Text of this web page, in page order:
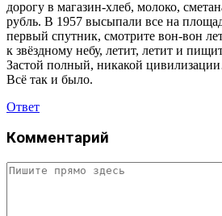
дорогу в магазин-хлеб, молоко,
рубль. В 1957 высыпали все на
первый спутник, смотрите вон-вон
к звёздному небу, летит, летит и
Застой полный, никакой
Всё так и было.
Ответ
Комментарий